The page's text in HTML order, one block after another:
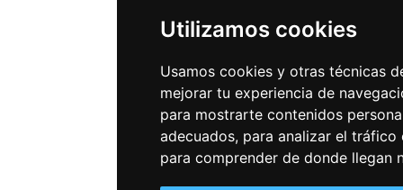
Utilizamos cookies
Usamos cookies y otras técnicas
mejorar tu experiencia de
para mostrarte contenidos
adecuados, para analizar el tráfico
para comprender de donde llegan